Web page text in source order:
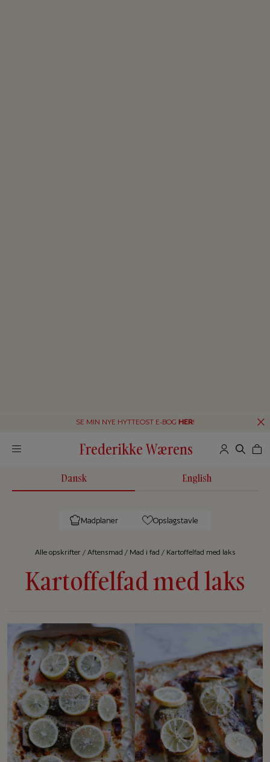
SE MIN NYE HYTTEOST E-BOG HER!
Frederikke Wærens
Dansk English
Madplaner Opslagstavle
Alle op­skrif­ter/ Aftensmad / Mad i fad / Kartoffelfad med laks
Kartoffelfad med laks